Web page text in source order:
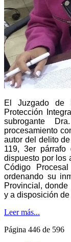
El Juzgado de
Protección
subrogante
procesamiento
autor del delito
119, 3er
dispuesto por los
Código
ordenando su
Provincial,
y a disposición
Leer más...
Página 446 de 596